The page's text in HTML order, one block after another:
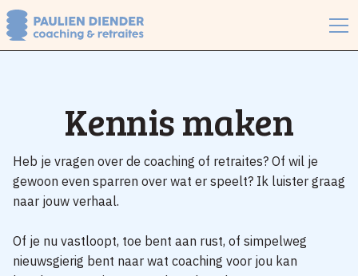
Kennis maken
Heb je vragen over de coaching of retraites? Of wil je
gewoon even sparren over wat er speelt? Ik luister graag
naar jouw verhaal.
Of je nu vastloopt, toe bent aan rust, of simpelweg
nieuwsgierig bent naar wat coaching voor jou kan